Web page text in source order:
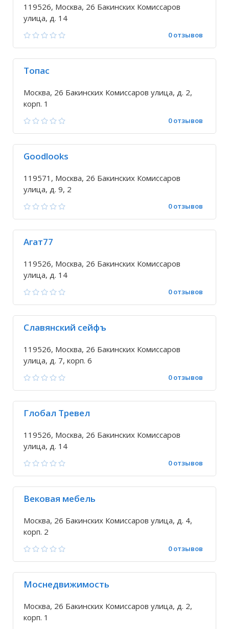
119526, Москва, 26 Бакинских Комиссаров
улица, д. 14
0 отзывов
Топас
Москва, 26 Бакинских Комиссаров улица, д. 2,
корп. 1
0 отзывов
Goodlooks
119571, Москва, 26 Бакинских Комиссаров
улица, д. 9, 2
0 отзывов
Агат77
119526, Москва, 26 Бакинских Комиссаров
улица, д. 14
0 отзывов
Славянский сейфъ
119526, Москва, 26 Бакинских Комиссаров
улица, д. 7, корп. 6
0 отзывов
Глобал Тревел
119526, Москва, 26 Бакинских Комиссаров
улица, д. 14
0 отзывов
Вековая мебель
Москва, 26 Бакинских Комиссаров улица, д. 4,
корп. 2
0 отзывов
Моснедвижимость
Москва, 26 Бакинских Комиссаров улица, д. 2,
корп. 1